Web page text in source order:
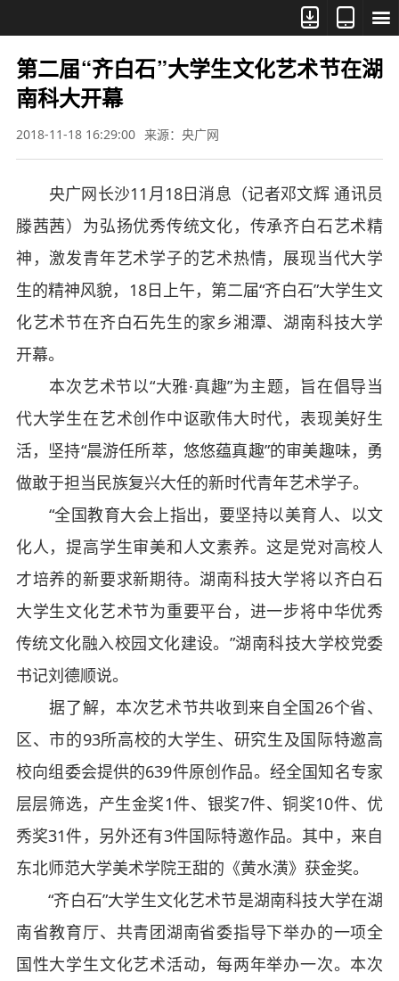



第二届“齐白石”大学生文化艺术节在湖
南科大开幕
2018-11-18 16:29:00 来源：央广网
央广网长沙11月18日消息（记者邓文辉 通讯员
滕茜茜）为弘扬优秀传统文化，传承齐白石艺术精
神，激发青年艺术学子的艺术热情，展现当代大学
生的精神风貌，18日上午，第二届“齐白石”大学生文
化艺术节在齐白石先生的家乡湘潭、湖南科技大学
开幕。
本次艺术节以“大雅·真趣”为主题，旨在倡导当
代大学生在艺术创作中讴歌伟大时代，表现美好生
活，坚持“晨游任所萃，悠悠蕴真趣”的审美趣味，勇
做敢于担当民族复兴大任的新时代青年艺术学子。
“全国教育大会上指出，要坚持以美育人、以文
化人，提高学生审美和人文素养。这是党对高校人
才培养的新要求新期待。湖南科技大学将以齐白石
大学生文化艺术节为重要平台，进一步将中华优秀
传统文化融入校园文化建设。”湖南科技大学校党委
书记刘德顺说。
据了解，本次艺术节共收到来自全国26个省、
区、市的93所高校的大学生、研究生及国际特邀高
校向组委会提供的639件原创作品。经全国知名专家
层层筛选，产生金奖1件、银奖7件、铜奖10件、优
秀奖31件，另外还有3件国际特邀作品。其中，来自
东北师范大学美术学院王甜的《黄水潢》获金奖。
“齐白石”大学生文化艺术节是湖南科技大学在湖
南省教育厅、共青团湖南省委指导下举办的一项全
国性大学生文化艺术活动，每两年举办一次。本次